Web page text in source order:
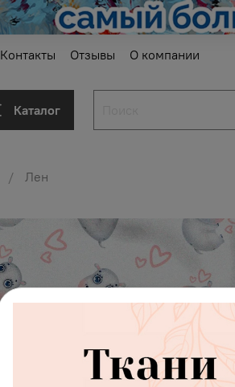
Контакты Отзывы О компании
Каталог
Лен